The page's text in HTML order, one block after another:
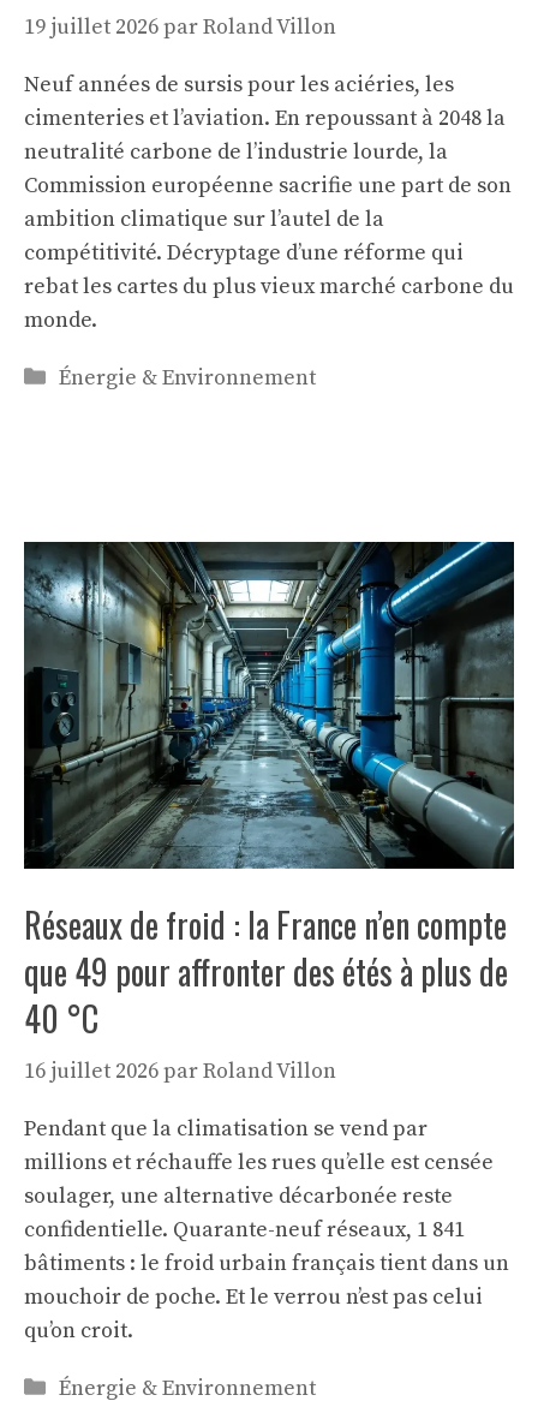
19 juillet 2026parRoland Villon
Neuf années de sursis pour les aciéries, les
cimenteries et l’aviation. En repoussant à 2048 la
neutralité carbone de l’industrie lourde, la
Commission européenne sacrifie une part de son
ambition climatique sur l’autel de la
compétitivité. Décryptage d’une réforme qui
rebat les cartes du plus vieux marché carbone du
monde.
Catégories
Énergie & Environnement
Réseaux de froid : la France n’en compte
que 49 pour affronter des étés à plus de
40 °C
16 juillet 2026parRoland Villon
Pendant que la climatisation se vend par
millions et réchauffe les rues qu’elle est censée
soulager, une alternative décarbonée reste
confidentielle. Quarante-neuf réseaux, 1 841
bâtiments : le froid urbain français tient dans un
mouchoir de poche. Et le verrou n’est pas celui
qu’on croit.
Catégories
Énergie & Environnement